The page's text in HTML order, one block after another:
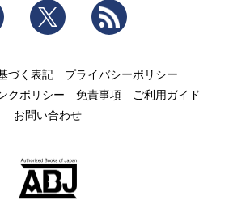
Facebook Twitter
づく表記
プライバシーポリシー
クポリシー 免責事項
ご利用ガイド
お問い合わせ